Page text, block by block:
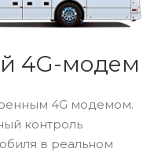
4G-модем
4G модемом.
контроль
в реальном